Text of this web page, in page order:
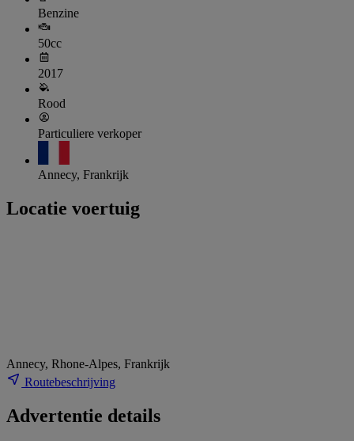
Benzine
50cc
2017
Rood
Particuliere verkoper
Annecy, Frankrijk
Locatie voertuig
Annecy, Rhone-Alpes, Frankrijk
Routebeschrijving
Advertentie details